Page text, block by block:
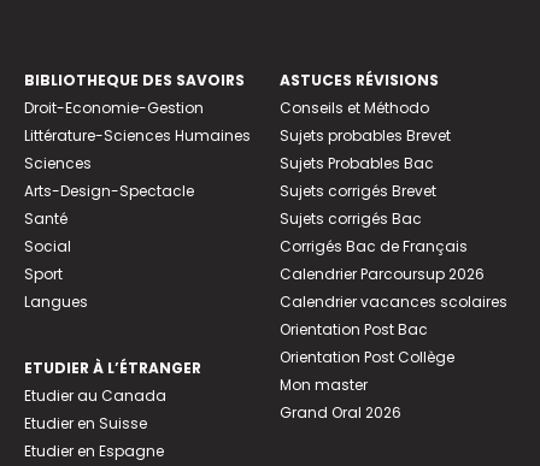
BIBLIOTHEQUE DES SAVOIRS
Droit-Economie-Gestion
Littérature-Sciences Humaines
Sciences
Arts-Design-Spectacle
Santé
Social
Sport
Langues
ETUDIER À L’ÉTRANGER
Etudier au Canada
Etudier en Suisse
Etudier en Espagne
ASTUCES RÉVISIONS
Conseils et Méthodo
Sujets probables Brevet
Sujets Probables Bac
Sujets corrigés Brevet
Sujets corrigés Bac
Corrigés Bac de Français
Calendrier Parcoursup 2026
Calendrier vacances scolaires
Orientation Post Bac
Orientation Post Collège
Mon master
Grand Oral 2026